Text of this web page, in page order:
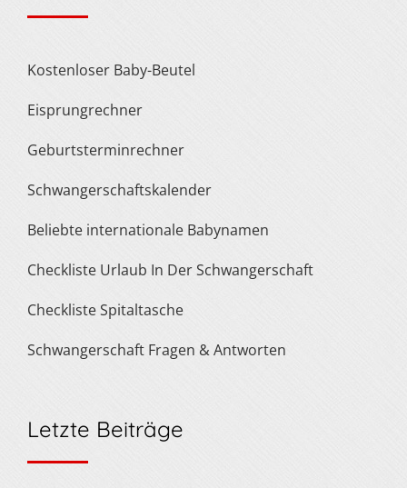
Kostenloser Baby-Beutel
Eisprungrechner
Geburtsterminrechner
Schwangerschaftskalender
Beliebte internationale Babynamen
Checkliste Urlaub In Der Schwangerschaft
Checkliste Spitaltasche
Schwangerschaft Fragen & Antworten
Letzte Beiträge